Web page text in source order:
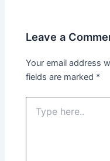
Leave a
Your email address
fields are marked *
here..